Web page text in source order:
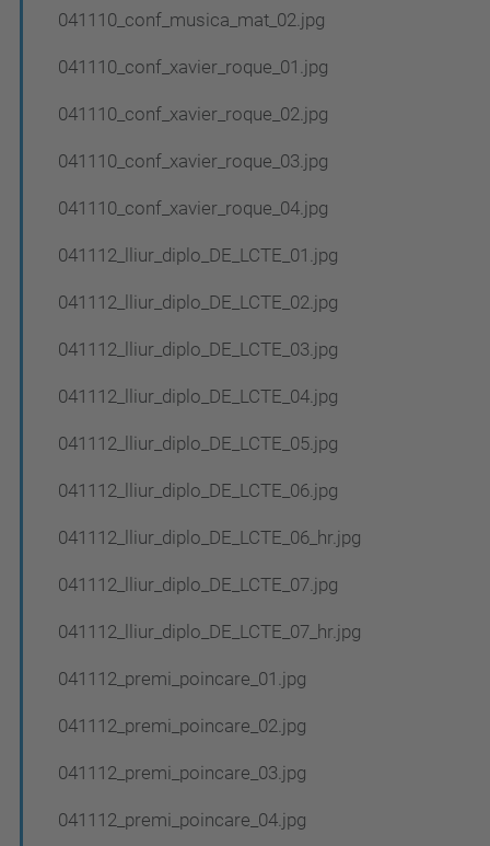
041110_conf_musica_mat_02.jpg
041110_conf_xavier_roque_01.jpg
041110_conf_xavier_roque_02.jpg
041110_conf_xavier_roque_03.jpg
041110_conf_xavier_roque_04.jpg
041112_lliur_diplo_DE_LCTE_01.jpg
041112_lliur_diplo_DE_LCTE_02.jpg
041112_lliur_diplo_DE_LCTE_03.jpg
041112_lliur_diplo_DE_LCTE_04.jpg
041112_lliur_diplo_DE_LCTE_05.jpg
041112_lliur_diplo_DE_LCTE_06.jpg
041112_lliur_diplo_DE_LCTE_06_hr.jpg
041112_lliur_diplo_DE_LCTE_07.jpg
041112_lliur_diplo_DE_LCTE_07_hr.jpg
041112_premi_poincare_01.jpg
041112_premi_poincare_02.jpg
041112_premi_poincare_03.jpg
041112_premi_poincare_04.jpg